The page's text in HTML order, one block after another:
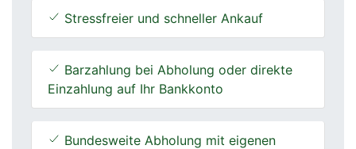
Stressfreier und schneller Ankauf
Barzahlung bei Abholung oder direkte
Einzahlung auf Ihr Bankkonto
Bundesweite Abholung mit eigenen